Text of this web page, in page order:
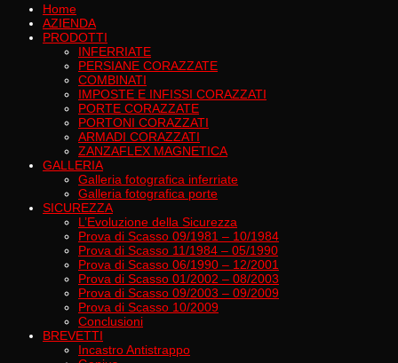
Home
AZIENDA
PRODOTTI
INFERRIATE
PERSIANE CORAZZATE
COMBINATI
IMPOSTE E INFISSI CORAZZATI
PORTE CORAZZATE
PORTONI CORAZZATI
ARMADI CORAZZATI
ZANZAFLEX MAGNETICA
GALLERIA
Galleria fotografica inferriate
Galleria fotografica porte
SICUREZZA
L’Evoluzione della Sicurezza
Prova di Scasso 09/1981 – 10/1984
Prova di Scasso 11/1984 – 05/1990
Prova di Scasso 06/1990 – 12/2001
Prova di Scasso 01/2002 – 08/2003
Prova di Scasso 09/2003 – 09/2009
Prova di Scasso 10/2009
Conclusioni
BREVETTI
Incastro Antistrappo